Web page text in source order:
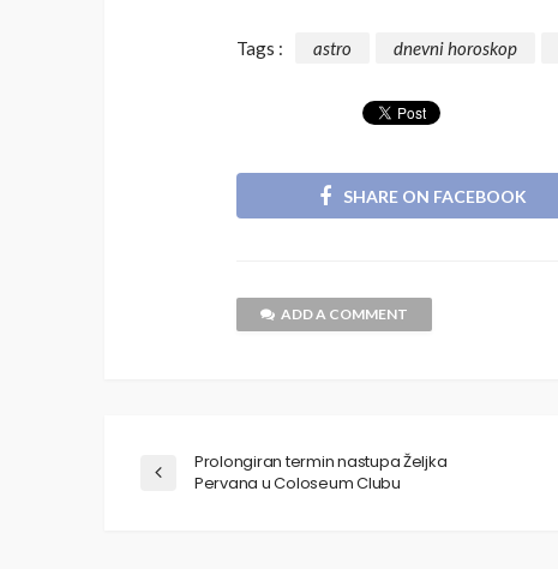
Tags : astro dnevni horoskop
SHARE ON FACEBOOK
ADD A COMMENT
Prolongiran termin nastupa Željka
Pervana u Coloseum Clubu